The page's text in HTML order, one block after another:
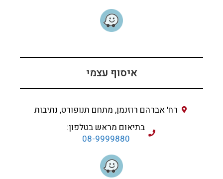
איסוף עצמי
רח' אברהם רוזנמן, מתחם תנופורט, נתיבות
בתיאום מראש בטלפון:
08-9999880